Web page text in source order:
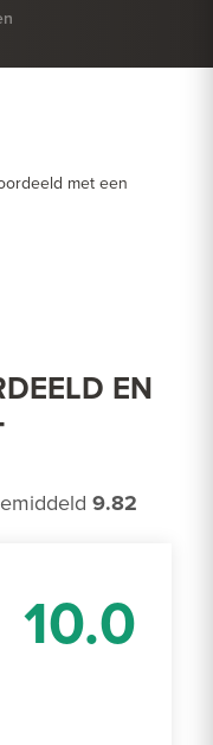
met een
EN
9.82
10.0